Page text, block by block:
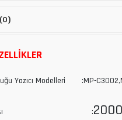
(0)
Yazıcı Modelleri :MP-
Sayısı :